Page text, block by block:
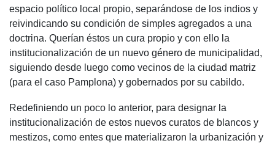
espacio político local propio, separándose de los indios y
reivindicando su condición de simples agregados a una
doctrina. Querían éstos un cura propio y con ello la
institucionalización de un nuevo género de municipalidad,
siguiendo desde luego como vecinos de la ciudad matriz
(para el caso Pamplona) y gobernados por su cabildo.
Redefiniendo un poco lo anterior, para designar la
institucionalización de estos nuevos curatos de blancos y
mestizos, como entes que materializaron la urbanización y